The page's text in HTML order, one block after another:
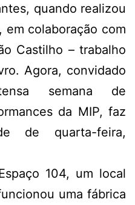
quando realizou
em colaboração com
Castilho – trabalho
Agora, convidado
semana de
da MIP, faz
de quarta-feira,
104, um local
uma fábrica